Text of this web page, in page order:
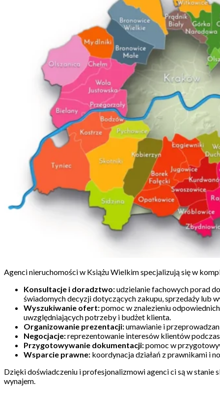
Agenci nieruchomości w Książu Wielkim specjalizują się w
Konsultacje i doradztwo:udzielanie fachowych porad
świadomych decyzji dotyczących zakupu, sprzedaży lub
Wyszukiwanie ofert:pomoc w znalezieniu
uwzględniających potrzeby i budżet klienta.
Organizowanie prezentacji:umawianie i
Negocjacje:reprezentowanie interesów klientów
Przygotowywanie dokumentacji:pomoc w
Wsparcie prawne: koordynacja działań z prawnikami i
Dzięki doświadczeniu i profesjonalizmowi agenci ci są w stanie
wynajem.